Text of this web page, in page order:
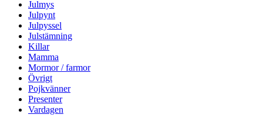
Julmys
Julpynt
Julpyssel
Julstämning
Killar
Mamma
Mormor / farmor
Övrigt
Pojkvänner
Presenter
Vardagen